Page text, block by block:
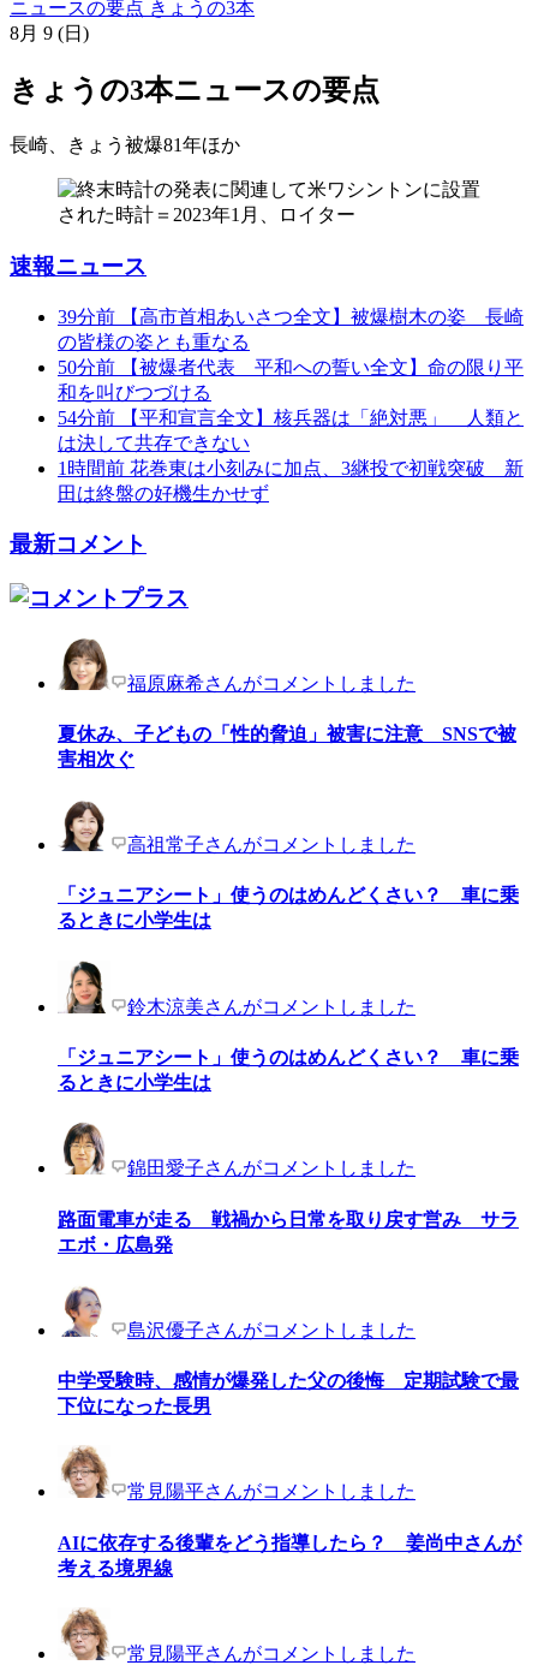
ニュースの要点 きょうの3本
8月 9 (日)
きょうの3本ニュースの要点
長崎、きょう被爆81年ほか
速報ニュース
39分前
【高市首相あいさつ全文】被爆樹木の姿 長崎
の皆様の姿とも重なる
50分前
【被爆者代表 平和への誓い全文】命の限り平
和を叫びつづける
54分前
【平和宣言全文】核兵器は「絶対悪」 人類と
は決して共存できない
1時間前 花巻東は小刻みに加点、3継投で初戦突破 新
田は終盤の好機生かせず
最新コメント
福原麻希さんがコメントしました
夏休み、子どもの「性的脅迫」被害に注意 SNSで被
害相次ぐ
高祖常子さんがコメントしました
「ジュニアシート」使うのはめんどくさい？ 車に乗
るときに小学生は
鈴木涼美さんがコメントしました
「ジュニアシート」使うのはめんどくさい？ 車に乗
るときに小学生は
錦田愛子さんがコメントしました
路面電車が走る 戦禍から日常を取り戻す営み サラ
エボ・広島発
島沢優子さんがコメントしました
中学受験時、感情が爆発した父の後悔 定期試験で最
下位になった長男
常見陽平さんがコメントしました
AIに依存する後輩をどう指導したら？ 姜尚中さんが
考える境界線
常見陽平さんがコメントしました